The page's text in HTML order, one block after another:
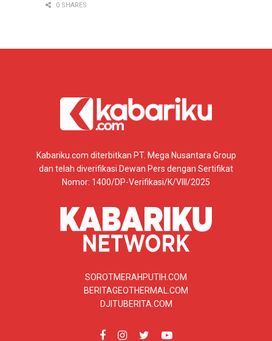
0 SHARES
Kabariku.com diterbitkan PT. Mega Nusantara Group
dan telah diverifikasi Dewan Pers dengan Sertifikat
Nomor: 1400/DP-Verifikasi/K/VIII/2025
SOROTMERAHPUTIH.COM
BERITAGEOTHERMAL.COM
DJITUBERITA.COM